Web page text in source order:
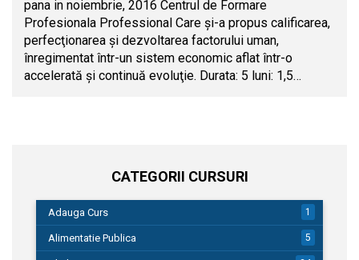
pana in noiembrie, 2016 Centrul de Formare
Profesionala Professional Care şi-a propus calificarea,
perfecţionarea şi dezvoltarea factorului uman,
înregimentat într-un sistem economic aflat într-o
accelerată şi continuă evoluţie. Durata: 5 luni: 1,5…
CATEGORII CURSURI
Adauga Curs 1
Alimentatie Publica 5